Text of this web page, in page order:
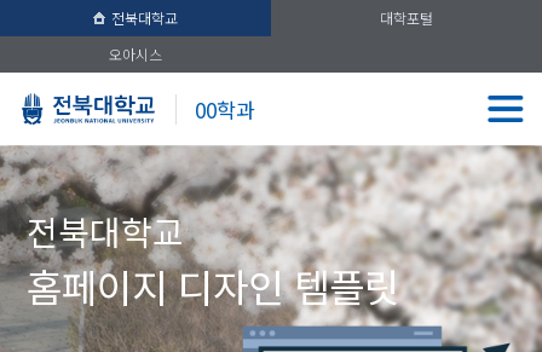
전북대학교
대학포털
오아시스
00학과
전북대학교
홈페이지 디자인 템플릿